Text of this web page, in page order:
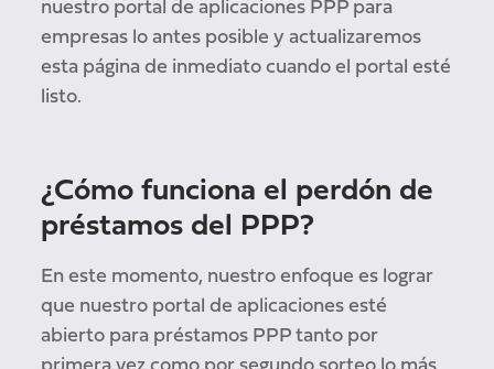
nuestro portal de aplicaciones PPP para
empresas lo antes posible y actualizaremos
esta página de inmediato cuando el portal esté
listo.
¿Cómo funciona el perdón de
préstamos del PPP?
En este momento, nuestro enfoque es lograr
que nuestro portal de aplicaciones esté
abierto para préstamos PPP tanto por